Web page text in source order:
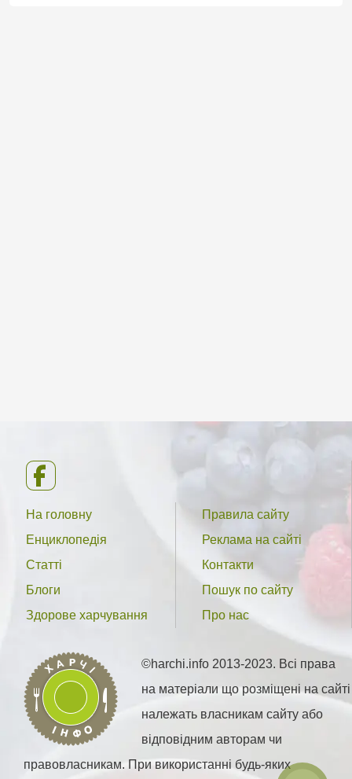
На головну
Енциклопедія
Статті
Блоги
Здорове харчування
Правила сайту
Реклама на сайті
Контакти
Пошук по сайту
Про нас
©harchi.info 2013-2023. Всі права
на матеріали що розміщені на сайті
належать власникам сайту або
відповідним авторам чи
правовласникам. При використанні будь-яких